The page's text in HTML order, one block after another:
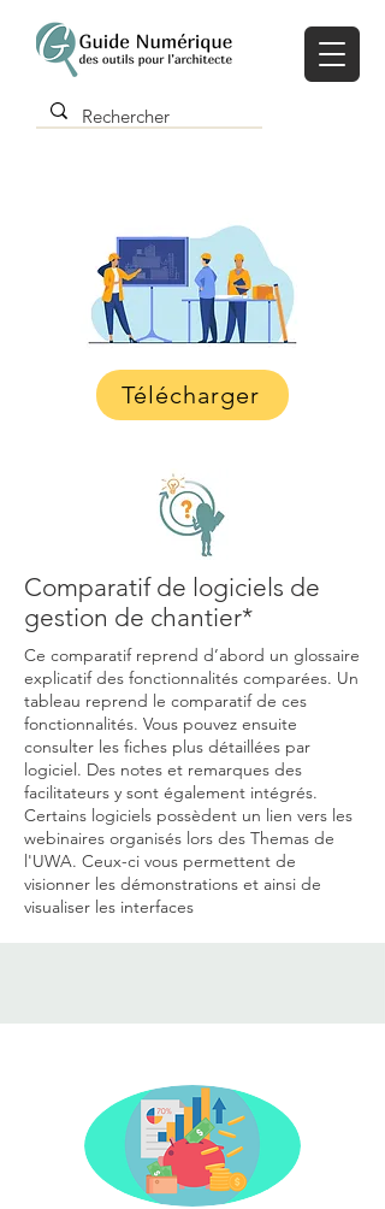
Télécharger
Comparatif de logiciels de
gestion de chantier*
Ce comparatif reprend d’abord un glossaire
explicatif des fonctionnalités comparées. Un
tableau reprend le comparatif de ces
fonctionnalités. Vous pouvez ensuite
consulter les fiches plus détaillées par
logiciel. Des notes et remarques des
facilitateurs y sont également intégrés.
Certains logiciels possèdent un lien vers les
webinaires organisés lors des Themas de
l'UWA. Ceux-ci vous permettent de
visionner les démonstrations et ainsi de
visualiser les interfaces